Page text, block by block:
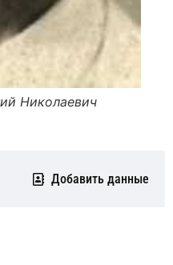
Николаевич
Добавить данные